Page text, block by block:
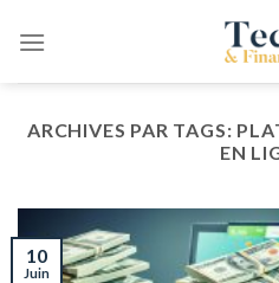
ARCHIVES PAR TAGS:
EN
10
Juin